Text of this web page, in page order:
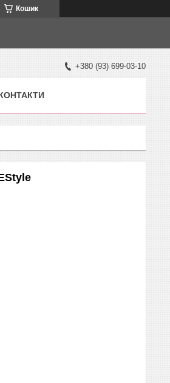
Кошик
+380 (93) 699-03-10